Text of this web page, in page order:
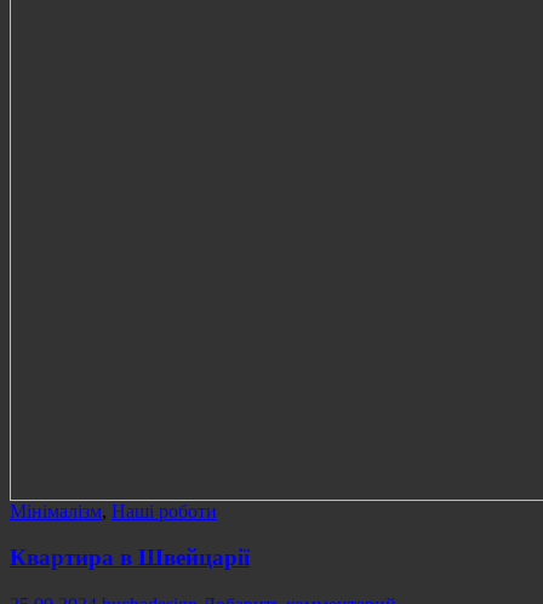
Мінімалізм, Наші роботи
Квартира в Швейцарії